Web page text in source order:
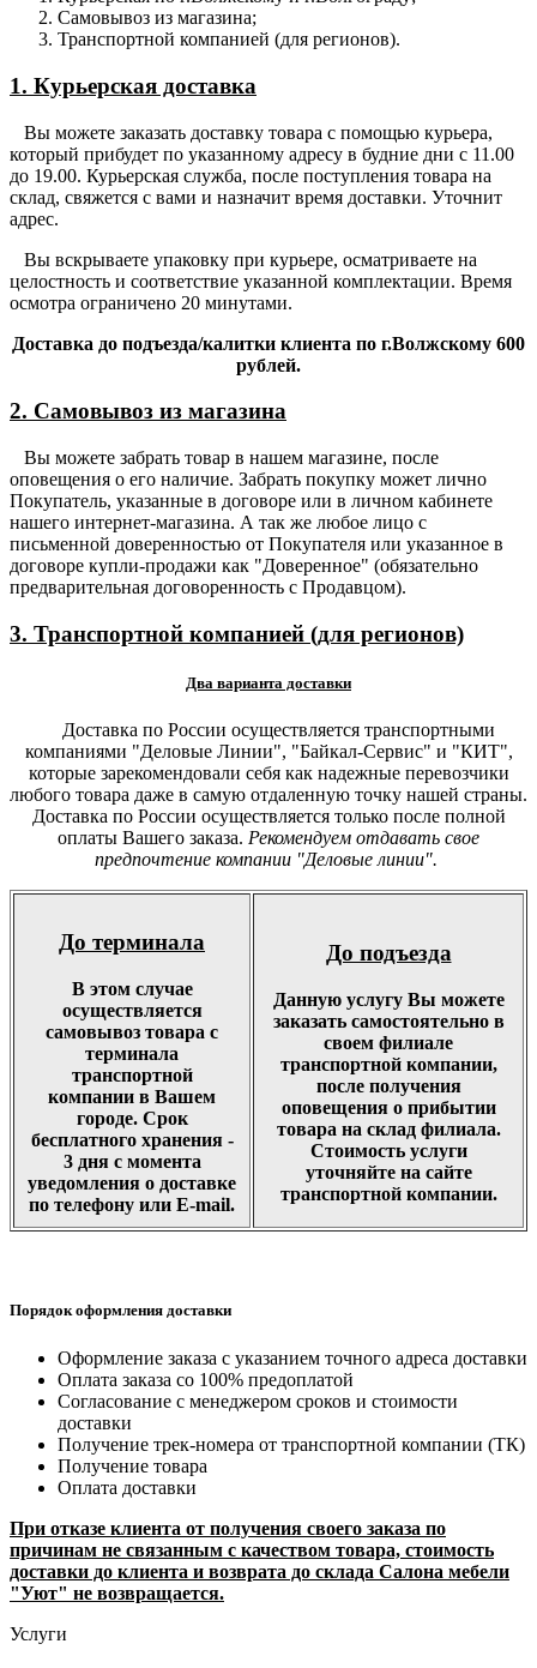
Самовывоз из магазина;
Транспортной компанией (для регионов).
1. Курьерская доставка
Вы можете заказать доставку товара с помощью курьера,
который прибудет по указанному адресу в будние дни с 11.00
до 19.00. Курьерская служба, после поступления товара на
склад, свяжется с вами и назначит время доставки. Уточнит
адрес.
Вы вскрываете упаковку при курьере, осматриваете на
целостность и соответствие указанной комплектации. Время
осмотра ограничено 20 минутами.
Доставка до подъезда/калитки клиента по г.Волжскому 600
рублей.
2. Самовывоз из магазина
Вы можете забрать товар в нашем магазине, после
оповещения о его наличие. Забрать покупку может лично
Покупатель, указанные в договоре или в личном кабинете
нашего интернет-магазина. А так же любое лицо с
письменной доверенностью от Покупателя или указанное в
договоре купли-продажи как "Доверенное" (обязательно
предварительная договоренность с Продавцом).
3. Транспортной компанией (для регионов)
Два варианта доставки
Доставка по России осуществляется транспортными
компаниями "Деловые Линии", "Байкал-Сервис" и "КИТ",
которые зарекомендовали себя как надежные перевозчики
любого товара даже в самую отдаленную точку нашей страны.
Доставка по России осуществляется только после полной
оплаты Вашего заказа. Рекомендуем отдавать свое
предпочтение компании "Деловые линии".
До терминала
В этом случае
осуществляется
самовывоз товара с
терминала
транспортной
компании в Вашем
городе. Срок
бесплатного хранения -
3 дня с момента
уведомления о доставке
по телефону или E-mail.
До подъезда
Данную услугу Вы можете
заказать самостоятельно в
своем филиале
транспортной компании,
после получения
оповещения о прибытии
товара на склад филиала.
Стоимость услуги
уточняйте на сайте
транспортной компании.
Порядок оформления доставки
Оформление заказа с указанием точного адреса доставки
Оплата заказа со 100% предоплатой
Согласование с менеджером сроков и стоимости
доставки
Получение трек-номера от транспортной компании (ТК)
Получение товара
Оплата доставки
При отказе клиента от получения своего заказа по
причинам не связанным с качеством товара, стоимость
доставки до клиента и возврата до склада Салона мебели
"Уют" не возвращается.
Услуги